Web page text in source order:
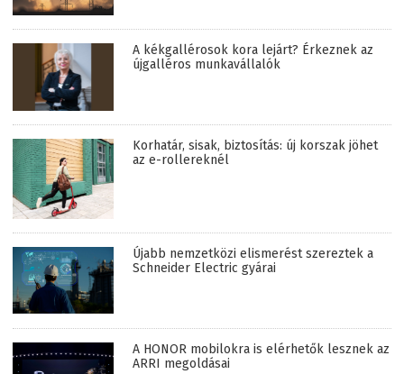
A kékgallérosok kora lejárt? Érkeznek az
újgalléros munkavállalók
Korhatár, sisak, biztosítás: új korszak jöhet
az e-rollereknél
Újabb nemzetközi elismerést szereztek a
Schneider Electric gyárai
A HONOR mobilokra is elérhetők lesznek az
ARRI megoldásai